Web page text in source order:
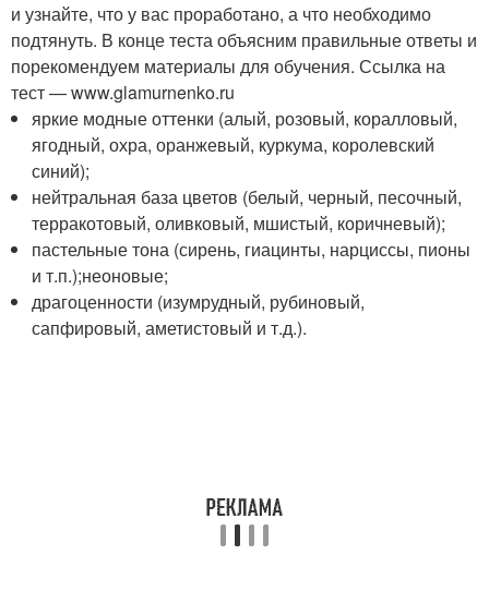
и узнайте, что у вас проработано, а что необходимо
подтянуть. В конце теста объясним правильные ответы и
порекомендуем материалы для обучения. Ссылка на
тест — www.glamurnenko.ru
яркие модные оттенки (алый, розовый, коралловый,
ягодный, охра, оранжевый, куркума, королевский
синий);
нейтральная база цветов (белый, черный, песочный,
терракотовый, оливковый, мшистый, коричневый);
пастельные тона (сирень, гиацинты, нарциссы, пионы
и т.п.);неоновые;
драгоценности (изумрудный, рубиновый,
сапфировый, аметистовый и т.д.).